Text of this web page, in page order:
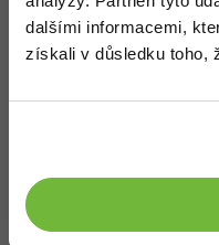
dalšími informacemi,
získali v důsledku toho,
Nahoru
nikos: